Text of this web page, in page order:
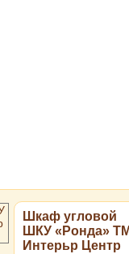
Шкаф угловой
ШКУ «Ронда» ТМ
Интерьр Центр